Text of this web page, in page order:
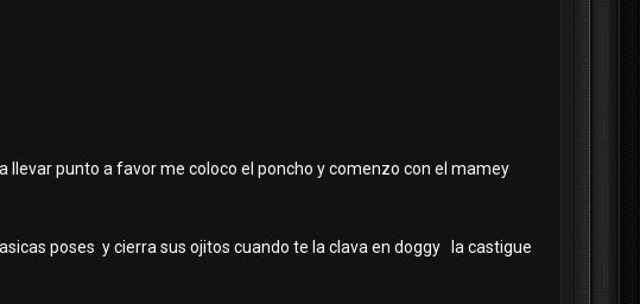
punto a favor me coloco el poncho y comenzo con el mamey
poses y cierra sus ojitos cuando te la clava en doggy la castigue